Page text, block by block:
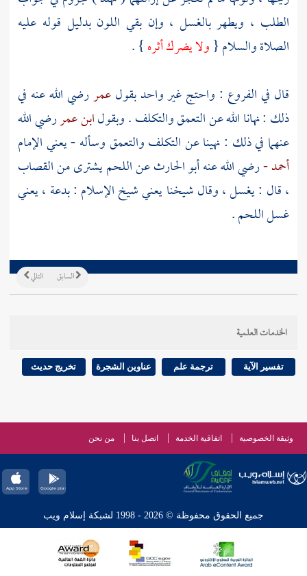
الطلب ، ويطهر بالغسل ، وإن بقي اللون بدليل قوله عليه
الصلاة والسلام {ولا يضرك أثره} .
قال في الفروع : واحتج غير واحد بقولعمررضي الله عنه في
ذلك : نهانا الله عن التعمق والتكلف . وبقولابن عمررضي الله
عنهما في ذلك : نهينا عن التكلف والتعمق وسأله - يعني الإمام
أحمد -رضي الله عنهأبو الحارثعن اللحم يشترى من القصاب
، قال : يغسل ، وقال شيخنا يعنيشيخ الإسلام : بدعة ، يعني
غسل اللحم .
التالي السابق
الخدمات العلمية
تفسير الآية ترجمة علم عناوين الشجرة تخريج حديث
وثيقة الخصوصية اتفاقية الخدمة اتصل بنا من نحن
جميع الحقوق محفوظة © 2026 - 1998 لشبكة إسلام ويب